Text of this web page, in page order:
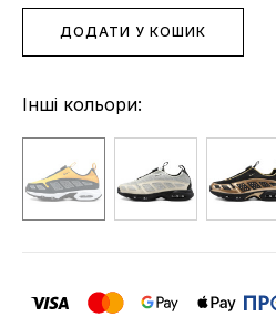
ДОДАТИ У КОШИК
Інші кольори: